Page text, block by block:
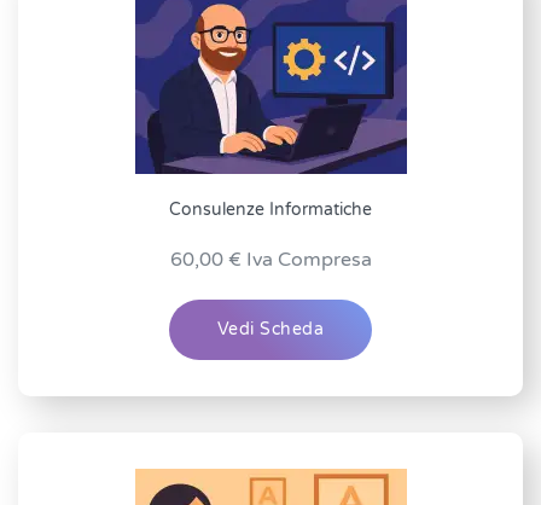
Consulenze Informatiche
60,00 € Iva Compresa
Vedi Scheda